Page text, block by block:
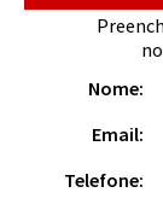
Nome:
Email:
Telefone: